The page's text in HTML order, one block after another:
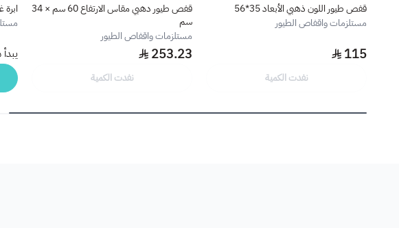
قفص طيور اللون ذهبي الأبعاد 35*56
مستلزمات واقفاص الطيور
115
نفدت الكمية
قفص طيور دهبي مقاس الارتفاع 60 سم × 34
سم
مستلزمات واقفاص الطيور
253.23
نفدت الكمية